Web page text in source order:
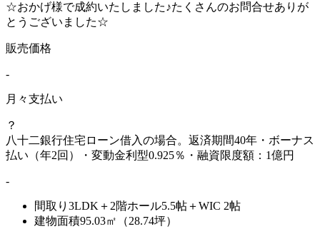
☆おかげ様で成約いたしました♪たくさんのお問合せありが
とうございました☆
販売価格
-
月々支払い
？
八十二銀行住宅ローン借入の場合。返済期間40年・ボーナス
払い（年2回）・変動金利型0.925％・融資限度額：1億円
-
間取り 3LDK＋2階ホール5.5帖＋WIC 2帖
建物面積95.03㎡（28.74坪）